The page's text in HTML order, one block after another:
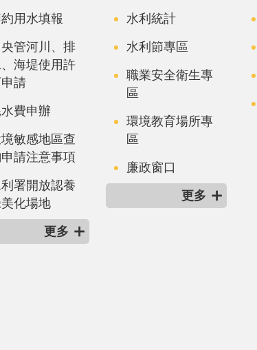
用水填報
管河川、排
海堤使用許
請
費申辦
敏感地區查
請注意事項
署開放認養
化場地
更多
水利統計
水利節專區
職業安全衛生專
區
環境教育場所專
區
廉政窗口
更多